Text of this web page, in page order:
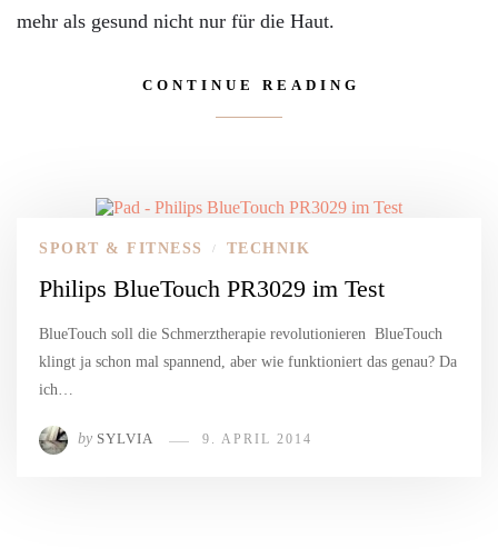
mehr als gesund nicht nur für die Haut.
CONTINUE READING
SPORT & FITNESS / TECHNIK
Philips BlueTouch PR3029 im Test
BlueTouch soll die Schmerztherapie revolutionieren BlueTouch
klingt ja schon mal spannend, aber wie funktioniert das genau? Da
ich…
by SYLVIA 9. APRIL 2014